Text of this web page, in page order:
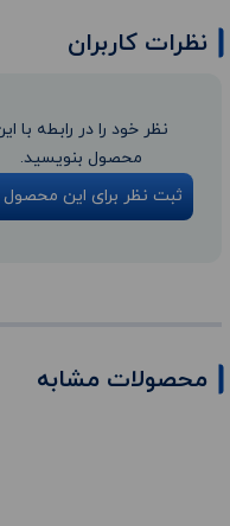
نظرات کاربران
نظر خود را در رابطه با
محصول بنویسید.
ثبت نظر برای این محصول
محصولات مشابه